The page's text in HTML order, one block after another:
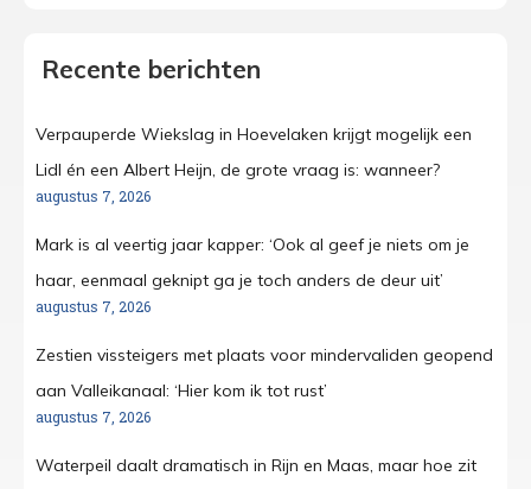
Recente berichten
Verpauperde Wiekslag in Hoevelaken krijgt mogelijk een
Lidl én een Albert Heijn, de grote vraag is: wanneer?
augustus 7, 2026
Mark is al veertig jaar kapper: ‘Ook al geef je niets om je
haar, eenmaal geknipt ga je toch anders de deur uit’
augustus 7, 2026
Zestien vissteigers met plaats voor mindervaliden geopend
aan Valleikanaal: ‘Hier kom ik tot rust’
augustus 7, 2026
Waterpeil daalt dramatisch in Rijn en Maas, maar hoe zit